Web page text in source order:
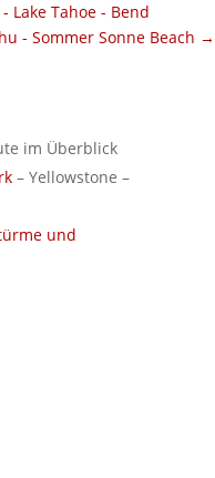
Lake Tahoe - Bend
- Sommer Sonne Beach →
im Überblick
– Yellowstone –
und